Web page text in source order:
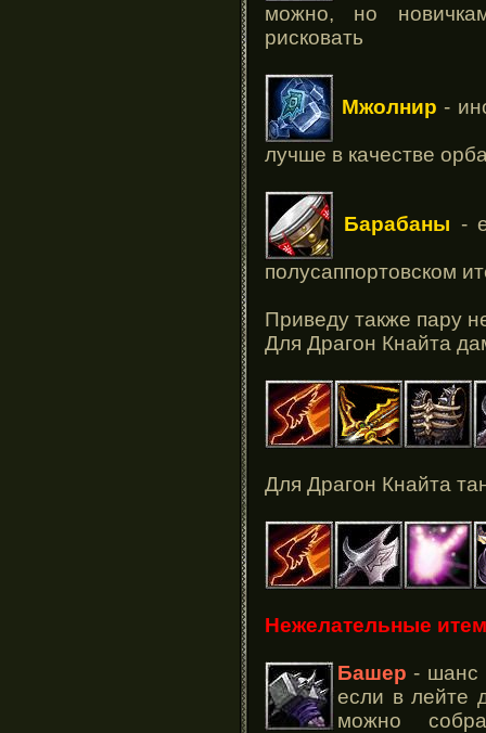
можно, но
рисковать
Мжолнир -
лучше в качестве
Барабаны -
полусаппортовском
Приведу также пару
Для Драгон Кнайта
Для Драгон Кнайта
Нежелательные
Башер - шанс
если в лейте
можно